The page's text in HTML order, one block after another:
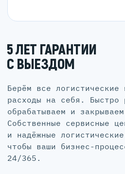
5 ЛЕТ ГАРАНТИИ
С ВЫЕЗДОМ
Берём все логистические
расходы на себя. Быстро
обрабатываем и
Собственные сервисные
и надёжные
чтобы ваши бизнес-
24/365.